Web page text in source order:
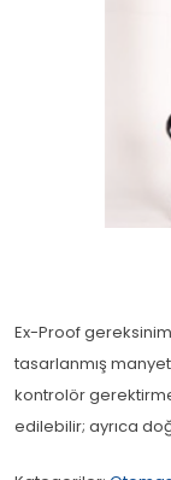
Ex-Proof
tasarlanmış
kontrolör
edilebilir; ayrıca